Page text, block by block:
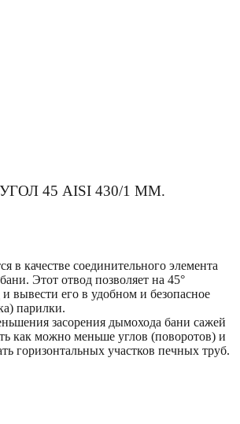
45 AISI 430/1 ММ.
в качестве соединительного элемента
Этот отвод позволяет на 45°
вывести его в удобном и безопасное
парилки.
засорения дымохода бани сажей
как можно меньше углов (поворотов) и
горизонтальных участков печных труб.